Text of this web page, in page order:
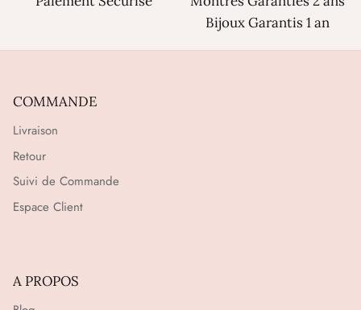
Bijoux Garantis 1 an
COMMANDE
Livraison
Retour
Suivi de Commande
Espace Client
A PROPOS